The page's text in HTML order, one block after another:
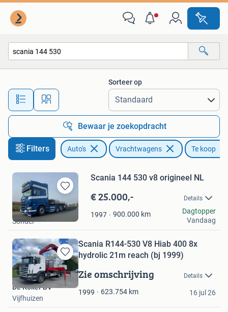
Alle afstanden…
Sorteer op
Bewaar je zoekopdracht
Filters Auto's Vrachtwagens Te koop
Bewaren
in
Mijn
Favorieten
Scania 144 530 v8 origineel NL
€ 25.000,- Details
1997 900.000 km
ETS Fryslan
Sondel
Dagtopper
Vandaag
Bewaren
in
Mijn
Favorieten
Scania R144-530 V8 Hiab 400 8x
hydrolic 21m reach (bj 1999)
Zie omschrijving Details
1999 623.754 km
De Koker BV
Vijfhuizen
16 jul 26